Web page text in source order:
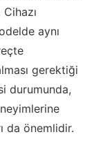
aynı
gerektiği
durumunda,
da önemlidir.